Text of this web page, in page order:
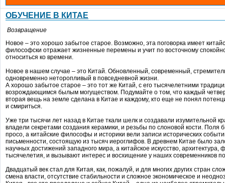
ОБУЧЕНИЕ В КИТАЕ
Возвращение
Новое – это хорошо забытое старое. Возможно, эта поговорка имеет
философски отражает жизненные перемены и учит по восточному
относиться ко времени.
Новое в нашем случае – это Китай. Обновленный, современный,
одновременно неторопливый в повседневной жизни.
А хорошо забытое старое – это тот же Китай, с его тысячелетними
возрождающимся былым могуществом. Подумайте о том, что каждый
вторая вещь на земле сделана в Китае и каждому, кто еще не понял
и смириться.
Уже три тысячи лет назад в Китае ткали шелк и создавали изумительной
владели секретами создания керамики, и резьбы по слоновой кости.
просо, а китайские философы и историки вели записи исторических
письменности, состоящую из тысяч иероглифов. В древнем Китае было
научных достижений западного мира, а китайское искусство,
тысячелетия, и вызывают интерес и восхищение у наших современников
Двадцатый век стал для Китая, как, пожалуй, и для многих других стран
смена власти, отсутствие стабильности и сложное экономическое и